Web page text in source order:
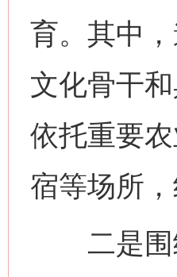
育。其中
文化骨干
依托重要
宿等场所
二是围绕